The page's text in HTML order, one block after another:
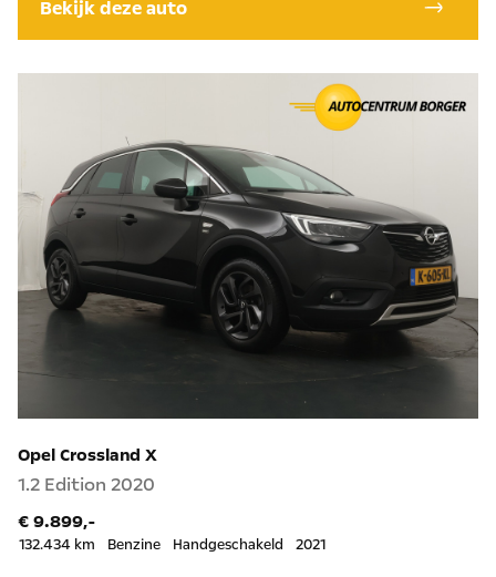
Bekijk deze auto
Opel Crossland X
1.2 Edition 2020
€ 9.899,-
132.434 km Benzine Handgeschakeld 2021